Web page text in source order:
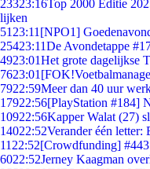
23323:16Top 2000 Editie
lijken
51 23:11 [NPO1]
25423:11De Avondetappe
4923:01Het grote dagelijkse
7623:01
7922:59Meer dan 40 uur
17922:56[PlayStation #184]
10922:56Kapper Walat (27)
14022:52Verander één letter:
11 22:52[Crowdfunding]
6022:52Jerney Kaagman